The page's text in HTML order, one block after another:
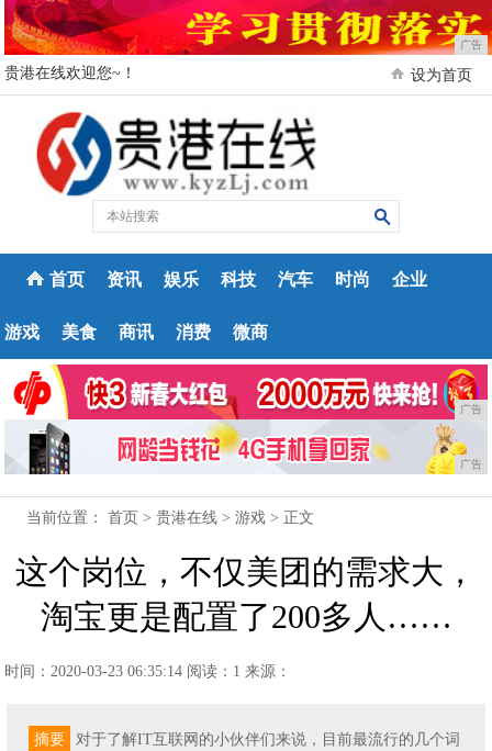
广告
贵港在线欢迎您~！ 设为首页
首页 资讯 娱乐 科技 汽车 时尚 企业
游戏 美食 商讯 消费 微商
广告
广告
当前位置：首页 >贵港在线 >游戏 > 正文
这个岗位，不仅美团的需求大，
淘宝更是配置了200多人……
时间：2020-03-23 06:35:14 阅读：1 来源：
摘要
对于了解IT互联网的小伙伴们来说，目前最流行的几个词